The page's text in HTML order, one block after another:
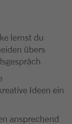
lernst du
übers
Ideen ein
ansprechend